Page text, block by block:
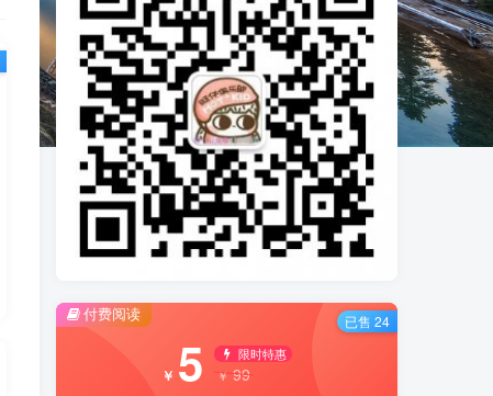
付费阅读
￥ 5 限时特惠
￥ 99
已售 24